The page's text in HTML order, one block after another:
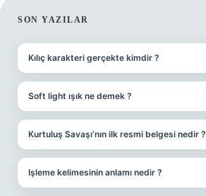
SIDEBAR
SON YAZILAR
Kılıç karakteri gerçekte kimdir ?
Soft light ışık ne demek ?
Kurtuluş Savaşı’nın ilk resmi belgesi nedir ?
Işleme kelimesinin anlamı nedir ?